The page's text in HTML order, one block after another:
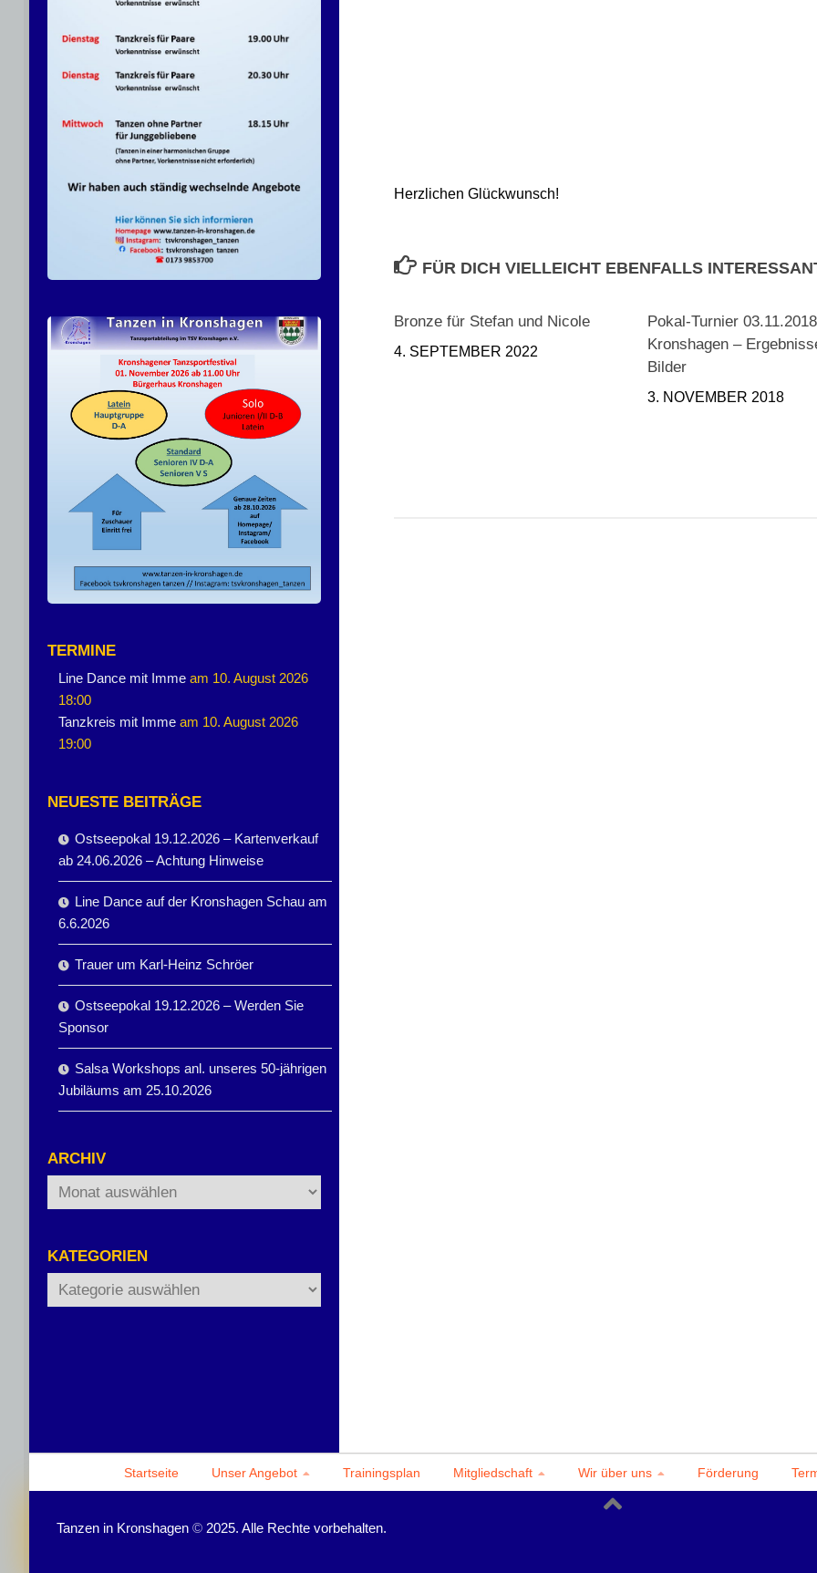
Herzlichen Glückwunsch!
FÜR DICH VIELLEICHT EBENFALLS
Bronze für Stefan und Nicole
4. SEPTEMBER 2022
Pokal-Turnier
Kronshagen –
Bilder
3. NOVEMBER 2018
TERMINE
Line Dance mit Imme am 10. August 2026
18:00
Tanzkreis mit Imme am 10. August 2026
19:00
NEUESTE BEITRÄGE
Ostseepokal 19.12.2026 – Kartenverkauf
ab 24.06.2026 – Achtung Hinweise
Line Dance auf der Kronshagen Schau am
6.6.2026
Trauer um Karl-Heinz Schröer
Ostseepokal 19.12.2026 – Werden Sie
Sponsor
Salsa Workshops anl. unseres 50-jährigen
Jubiläums am 25.10.2026
ARCHIV
Archiv
KATEGORIEN
Kategorien
Startseite Unser Angebot Trainingsplan Mitgliedschaft Wir über uns Förderung
Tanzen in Kronshagen © 2025. Alle Rechte vorbehalten.